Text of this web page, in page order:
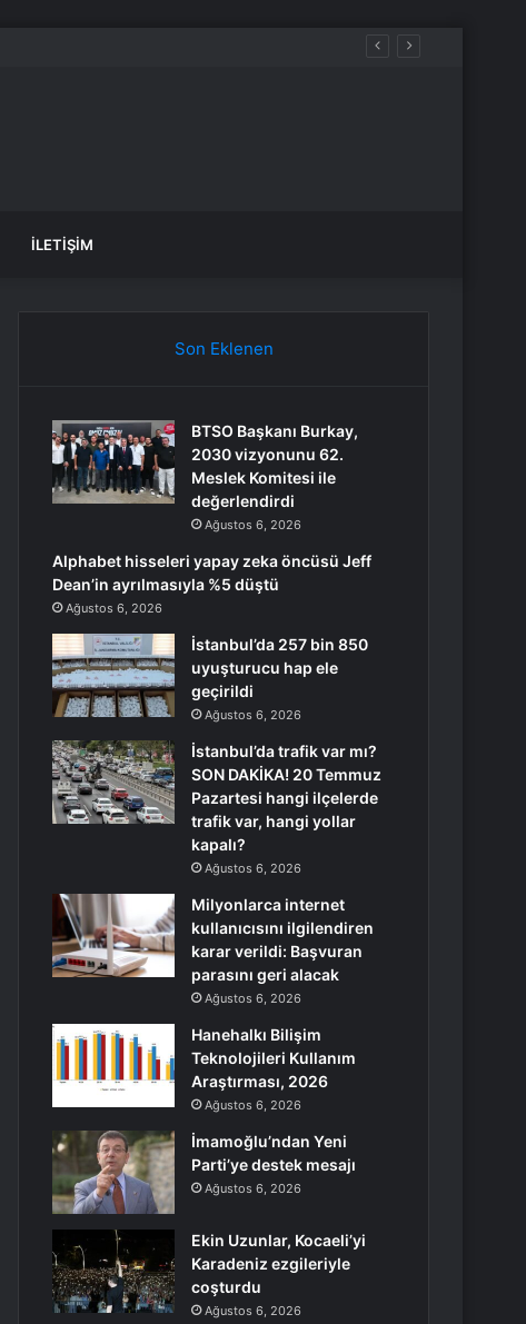
İLETIŞIM
Son Eklenen
BTSO Başkanı Burkay,
2030 vizyonunu 62.
Meslek Komitesi ile
değerlendirdi
Ağustos 6, 2026
Alphabet hisseleri yapay zeka öncüsü Jeff
Dean’in ayrılmasıyla %5 düştü
Ağustos 6, 2026
İstanbul’da 257 bin 850
uyuşturucu hap ele
geçirildi
Ağustos 6, 2026
İstanbul’da trafik var mı?
SON DAKİKA! 20 Temmuz
Pazartesi hangi ilçelerde
trafik var, hangi yollar
kapalı?
Ağustos 6, 2026
Milyonlarca internet
kullanıcısını ilgilendiren
karar verildi: Başvuran
parasını geri alacak
Ağustos 6, 2026
Hanehalkı Bilişim
Teknolojileri Kullanım
Araştırması, 2026
Ağustos 6, 2026
İmamoğlu’ndan Yeni
Parti’ye destek mesajı
Ağustos 6, 2026
Ekin Uzunlar, Kocaeli’yi
Karadeniz ezgileriyle
coşturdu
Ağustos 6, 2026